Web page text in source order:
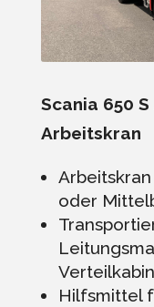
Scania 650
Arbeitskran
oder
Hilfsmittel